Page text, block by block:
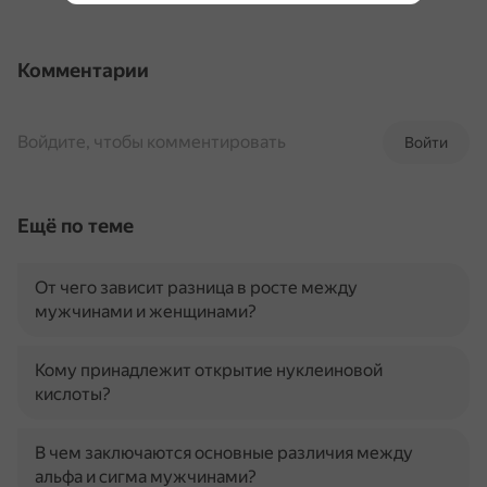
Комментарии
Войти
Войдите, чтобы комментировать
Ещё по теме
От чего зависит разница в росте между
мужчинами и женщинами?
Кому принадлежит открытие нуклеиновой
кислоты?
В чем заключаются основные различия между
альфа и сигма мужчинами?